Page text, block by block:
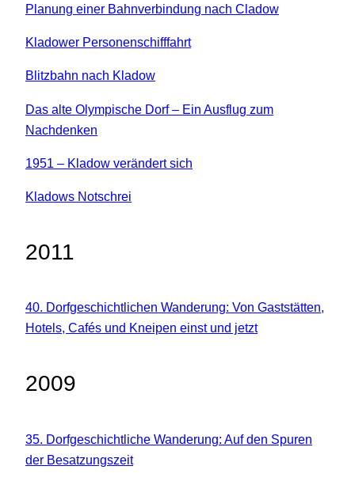
Planung einer Bahnverbindung nach Cladow
Kladower Personenschifffahrt
Blitzbahn nach Kladow
Das alte Olympische Dorf – Ein Ausflug zum
Nachdenken
1951 – Kladow verändert sich
Kladows Notschrei
2011
40. Dorfgeschichtlichen Wanderung: Von Gaststätten,
Hotels, Cafés und Kneipen einst und jetzt
2009
35. Dorfgeschichtliche Wanderung: Auf den Spuren
der Besatzungszeit